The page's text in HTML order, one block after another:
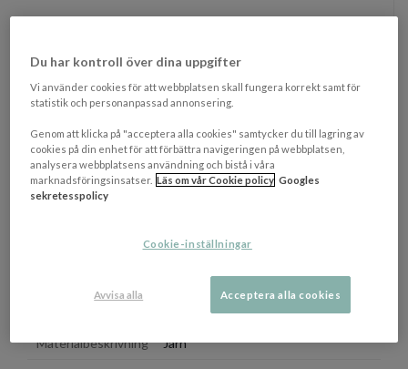
eller sängbord.
Tillgängliga storlekar
45 – (ØxH): 31 x 45 cm
Ljuskälla ingår ej.
OM VARUMÄRKET
Materialbeskrivning Järn
Du har kontroll över dina uppgifter
Vi använder cookies för att webbplatsen skall fungera korrekt samt för
statistik och personanpassad annonsering.
Genom att klicka på "acceptera alla cookies" samtycker du till lagring av
cookies på din enhet för att förbättra navigeringen på webbplatsen,
analysera webbplatsens användning och bistå i våra
marknadsföringsinsatser. Läs om vår Cookie policy Googles
sekretesspolicy
Cookie-inställningar
Avvisa alla Acceptera alla cookies